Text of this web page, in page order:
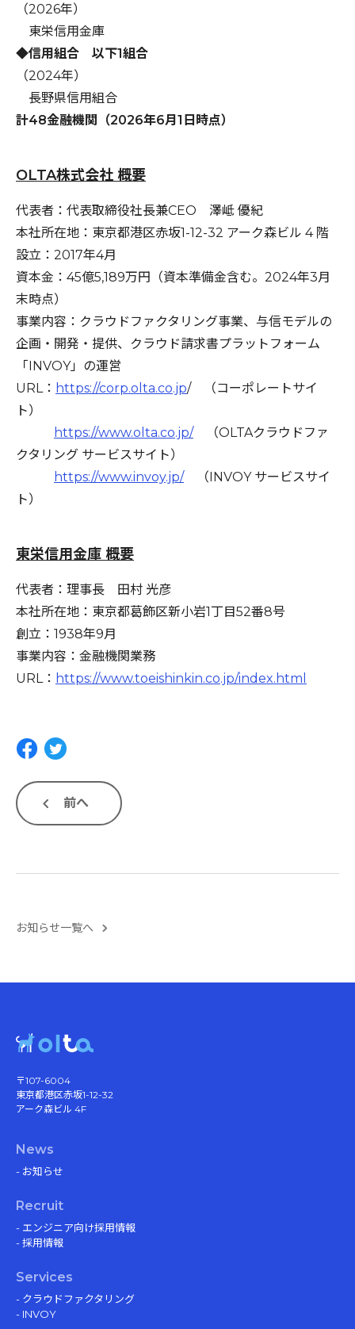
（2026年）
東栄信用金庫
◆信用組合 以下1組合
（2024年）
長野県信用組合
計48金融機関（2026年6月1日時点）
OLTA株式会社 概要
代表者：代表取締役社長兼CEO 澤岻 優紀
本社所在地：東京都港区赤坂1-12-32 アーク森ビル 4 階
設立：2017年4月
資本金：45億5,189万円（資本準備金含む。2024年3月
末時点）
事業内容：クラウドファクタリング事業、与信モデルの
企画・開発・提供、クラウド請求書プラットフォーム
「INVOY」の運営
URL： https://corp.olta.co.jp/ （コーポレートサイ
ト）
https://www.olta.co.jp/（OLTAクラウドファ
クタリング サービスサイト）
https://www.invoy.jp/（INVOY サービスサイ
ト）
東栄信用金庫 概要
代表者：理事長 田村 光彦
本社所在地：東京都葛飾区新小岩1丁目52番8号
創立：1938年9月
事業内容：金融機関業務
URL： https://www.toeishinkin.co.jp/index.html
前へ
お知らせ一覧へ
〒107-6004
東京都港区赤坂1-12-32
アーク森ビル 4F
News
- お知らせ
Recruit
- エンジニア向け採用情報
- 採用情報
Services
- クラウドファクタリング
- INVOY